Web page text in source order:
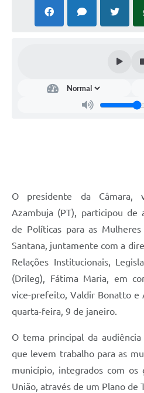
O presidente da Câmara,
Azambuja (PT), participou de
de Políticas para as Mulheres
Santana, juntamente com a
Relações Institucionais,
(Drileg), Fátima Maria, em
vice-prefeito, Valdir Bonatto e
quarta-feira, 9 de janeiro.
O tema principal da
que levem trabalho para as
município, integrados com os
União, através de um Plano de